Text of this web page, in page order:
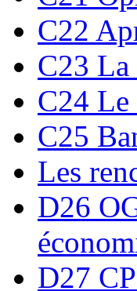
C22
C23 La
C24 Le
C25
Les
D26
D27